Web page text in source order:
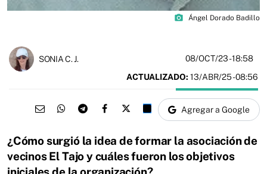
photo_camera Ángel Dorado Badillo
SONIA C. J. 08/OCT/23- 18:58
ACTUALIZADO: 13/ABR/25 - 08:56
Agregar a Google
¿Cómo surgió la idea de formar la asociación de
vecinos El Tajo y cuáles fueron los objetivos